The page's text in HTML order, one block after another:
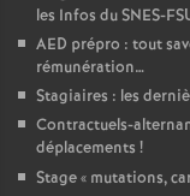
les Infos du SNES-
AED prépro : tout
rémunération…
Stagiaires : les
Contractuels-
déplacements !
Stage « mutations,